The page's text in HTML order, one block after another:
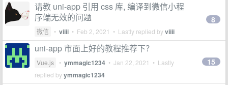
请教 uni-app 引用 css 库, 编译到微信小程
序端无效的问题
微信 • viiii • Feb 2, 2021 • Lastly replied byviiii
8
uni-app 市面上好的教程推荐下？
Vue.js • ymmagic1234 • Jan 22, 2021 • Lastly
replied byymmagic1234
15